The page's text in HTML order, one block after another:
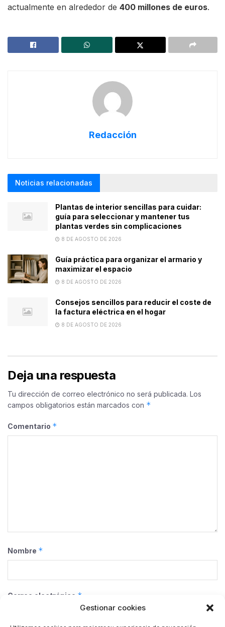
Gestionar cookies
actualmente en alrededor de 400 millones de euros.
Redacción
Noticias relacionadas
Plantas de interior sencillas para cuidar:
guía para seleccionar y mantener tus
plantas verdes sin complicaciones
8 DE AGOSTO DE 2026
Guía práctica para organizar el armario y
maximizar el espacio
8 DE AGOSTO DE 2026
Consejos sencillos para reducir el coste de
la factura eléctrica en el hogar
8 DE AGOSTO DE 2026
Deja una respuesta
Tu dirección de correo electrónico no será publicada. Los
campos obligatorios están marcados con *
Comentario *
Nombre *
Correo electrónico *